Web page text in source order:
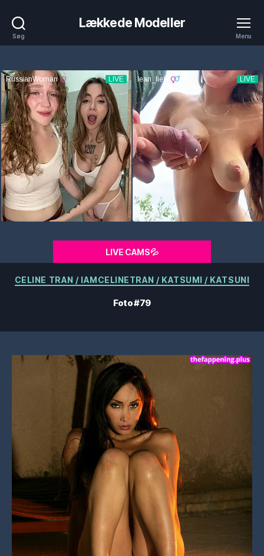
Søg
Lækkede Modeller
Menu
LIVE CAMS💦
Kategorier
CELINE TRAN / IAMCELINETRAN / KATSUMI / KATSUNI
Foto #79